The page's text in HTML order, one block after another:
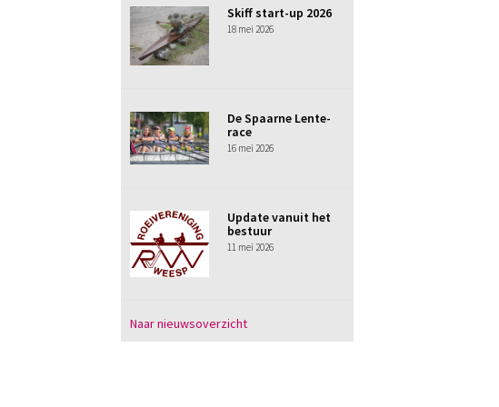
Skiff start-up 2026
18 mei 2026
De Spaarne Lente-
race
16 mei 2026
Update vanuit het
bestuur
11 mei 2026
Naar nieuwsoverzicht